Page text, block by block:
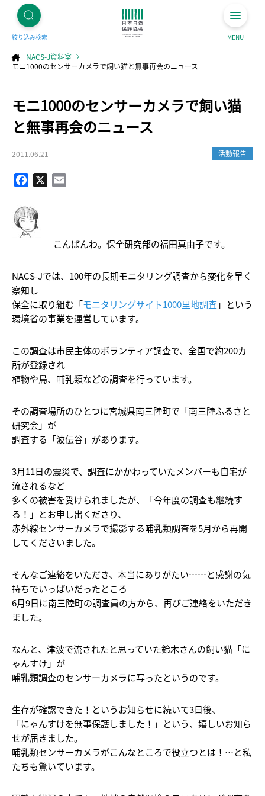
絞り込み検索 MENU
NACS-J資料室
モニ1000のセンサーカメラで飼い猫と無事再会のニュース
モニ1000のセンサーカメラで飼い猫
と無事再会のニュース
2011.06.21 活動報告
Facebook
こんばんわ。保全研究部の福田真由子です。
NACS-Jでは、100年の長期モニタリング調査から変化を早く
察知し
保全に取り組む「モニタリングサイト1000里地調査」という
環境省の事業を運営しています。
この調査は市民主体のボランティア調査で、全国で約200カ
所が登録され
植物や鳥、哺乳類などの調査を行っています。
その調査場所のひとつに宮城県南三陸町で「南三陸ふるさと
研究会」が
調査する「波伝谷」があります。
3月11日の震災で、調査にかかわっていたメンバーも自宅が
流されるなど
多くの被害を受けられましたが、「今年度の調査も継続す
る！」とお申し出くださり、
赤外線センサーカメラで撮影する哺乳類調査を5月から再開
してくださいました。
そんなご連絡をいただき、本当にありがたい……と感謝の気
持ちでいっぱいだったところ
6月9日に南三陸町の調査員の方から、再びご連絡をいただき
ました。
なんと、津波で流されたと思っていた鈴木さんの飼い猫「に
ゃんすけ」が
哺乳類調査のセンサーカメラに写ったというのです。
生存が確認できた！というお知らせに続いて3日後、
「にゃんすけを無事保護しました！」という、嬉しいお知ら
せが届きました。
哺乳類センサーカメラがこんなところで役立つとは！…と私
たちも驚いています。